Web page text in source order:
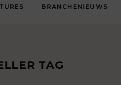
BRANCHENIEUWS
TAG